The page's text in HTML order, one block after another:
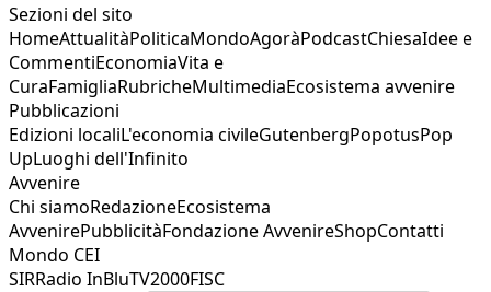
Sezioni del sito
HomeAttualitàPoliticaMondoAgoràPodcastChiesaIdee e
CommentiEconomiaVita e
CuraFamigliaRubricheMultimediaEcosistema avvenire
Pubblicazioni
Edizioni localiL'economia civileGutenbergPopotusPop
UpLuoghi dell'Infinito
Avvenire
Chi siamoRedazioneEcosistema
AvvenirePubblicitàFondazione AvvenireShopContatti
Mondo CEI
SIRRadio InBluTV2000FISC